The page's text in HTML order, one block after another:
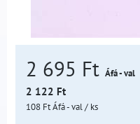
2 695 Ft Áfá - val
2 122 Ft
108 FtÁfá - val/ ks